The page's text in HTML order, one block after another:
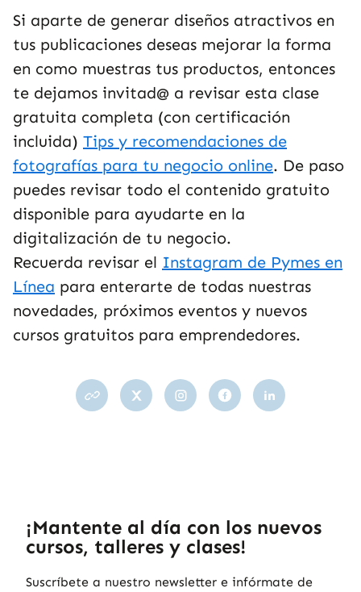
Si aparte de generar diseños atractivos en
tus publicaciones deseas mejorar la forma
en como muestras tus productos, entonces
te dejamos invitad@ a revisar esta clase
gratuita completa (con certificación
incluida) Tips y recomendaciones de
fotografías para tu negocio online. De paso
puedes revisar todo el contenido gratuito
disponible para ayudarte en la
digitalización de tu negocio.
Recuerda revisar el Instagram de Pymes en
Línea para enterarte de todas nuestras
novedades, próximos eventos y nuevos
cursos gratuitos para emprendedores.
¡Mantente al día con los nuevos
cursos, talleres y clases!
Suscríbete a nuestro newsletter e infórmate de